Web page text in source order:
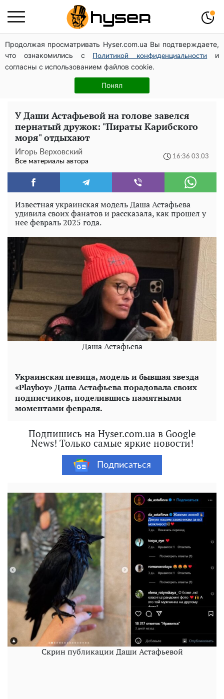
Продолжая просматривать Hyser.com.ua Вы подтверждаете,
что ознакомились с
Политикой конфиденциальности
и
согласны с использованием файлов cookie.
Понял
Дроны с наценкой: Александр Конотопский вывел
миллионы оборонного бюджета через фиктивную
фирму в Эстонии
Жаль, что такое сейчас не делают для села: как
выглядел редкий ЗАЗ "Таврия" итальянской сборки
У Даши Астафьевой на голове завелся
пернатый дружок: "Пираты Карибского
моря" отдыхают
Игорь Верховский
Все материалы автора
16:36 03.03
Известная украинская модель Даша Астафьева
удивила своих фанатов и рассказала, как прошел у
нее февраль 2025 года.
Даша Астафьева
Украинская певица, модель и бывшая звезда
«Playboy» Даша Астафьева порадовала своих
подписчиков, поделившись памятными
моментами февраля.
Подпишись на Hyser.com.ua в Google
News! Только самые яркие новости!
Подписаться
Скрин публикации Даши Астафьевой